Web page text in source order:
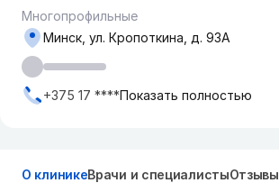
Многопрофильные
Минск, ул. Кропоткина, д. 93А
+375 17 ****Показать полностью
О клиникеВрачи и специалистыОтзывы